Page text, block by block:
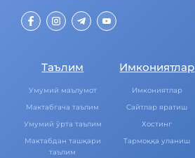
Таълим
Умумий маълумот
Мактабгача таълим
Умумий ўрта таълим
Мактабдан ташқари
таълим
Имкониятлар
Имкониятлар
Cайтлар яратиш
Хостинг
Тармоққа уланиш